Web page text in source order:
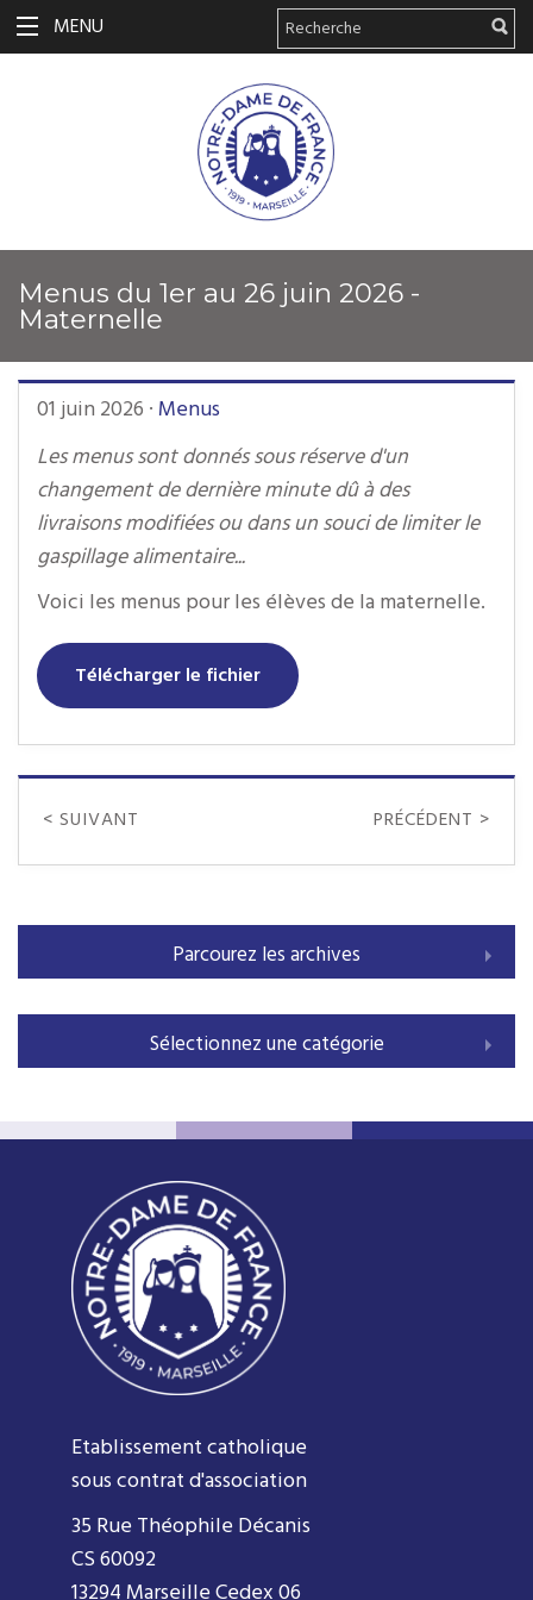
MENU
Menus du 1er au 26 juin 2026 -
Maternelle
01 juin 2026 · Menus
Les menus sont donnés sous réserve d'un
changement de dernière minute dû à des
livraisons modifiées ou dans un souci de limiter le
gaspillage alimentaire...
Voici les menus pour les élèves de la maternelle.
Télécharger le fichier
< SUIVANT PRÉCÉDENT >
Parcourez les archives
Sélectionnez une catégorie
Etablissement catholique
sous contrat d'association
35 Rue Théophile Décanis
CS 60092
13294 Marseille Cedex 06